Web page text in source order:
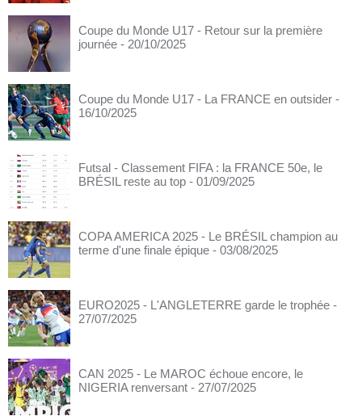
Coupe du Monde U17 - Retour sur la première
journée - 20/10/2025
Coupe du Monde U17 - La FRANCE en outsider -
16/10/2025
Futsal - Classement FIFA : la FRANCE 50e, le
BRÉSIL reste au top - 01/09/2025
COPA AMERICA 2025 - Le BRÉSIL champion au
terme d'une finale épique - 03/08/2025
EURO2025 - L'ANGLETERRE garde le trophée -
27/07/2025
CAN 2025 - Le MAROC échoue encore, le
NIGERIA renversant - 27/07/2025